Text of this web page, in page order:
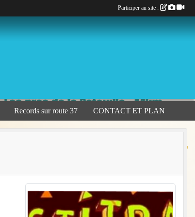
Records sur route 37 CONTACT ET PLAN
Participer au site :